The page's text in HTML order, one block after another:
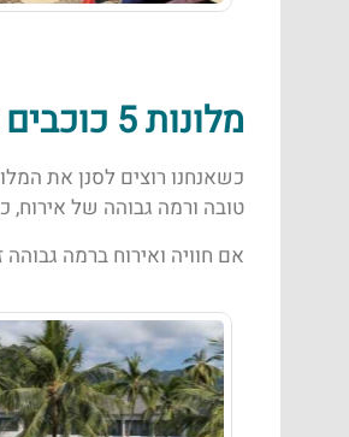
מלונות 5 כוכבים בקאו לאק
כשאנחנו רוצים לסנן את
טובה ורמה גבוהה של אירוח,
אם חוויה ואירוח ברמה